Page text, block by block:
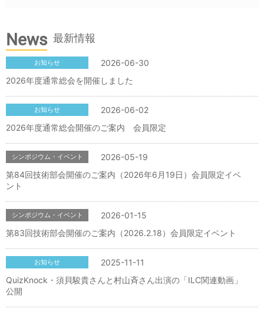
News 最新情報
2026-06-30
お知らせ
2026年度通常総会を開催しました
2026-06-02
お知らせ
2026年度通常総会開催のご案内 会員限定
2026-05-19
シンポジウム・イベント
第84回技術部会開催のご案内（2026年6月19日）会員限定イベ
ント
2026-01-15
シンポジウム・イベント
第83回技術部会開催のご案内（2026.2.18）会員限定イベント
2025-11-11
お知らせ
QuizKnock・須貝駿貴さんと村山斉さん出演の「ILC関連動画」
公開